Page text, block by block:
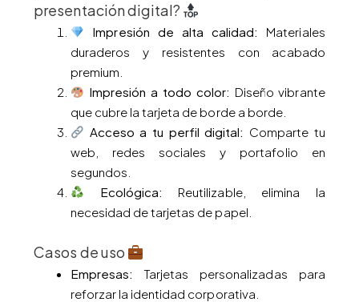
presentación digital?
Impresión de alta calidad:
Materiales
duraderos y resistentes con acabado
premium.
Impresión a todo color: Diseño vibrante
que cubre la tarjeta de borde a borde.
Acceso a tu perfil digital: Comparte tu
web, redes sociales y portafolio en
segundos.
Ecológica:
Reutilizable, elimina la
necesidad de tarjetas de papel.
Casos de uso
Empresas:
Tarjetas personalizadas para
reforzar la identidad corporativa.